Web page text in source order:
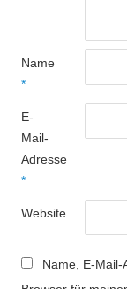
Name
*
E-
Mail-
Adresse
*
Website
Name, E-Mail-